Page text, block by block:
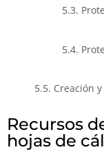
5.3.
5.4.
5.5. Creación
Recursos
hojas de